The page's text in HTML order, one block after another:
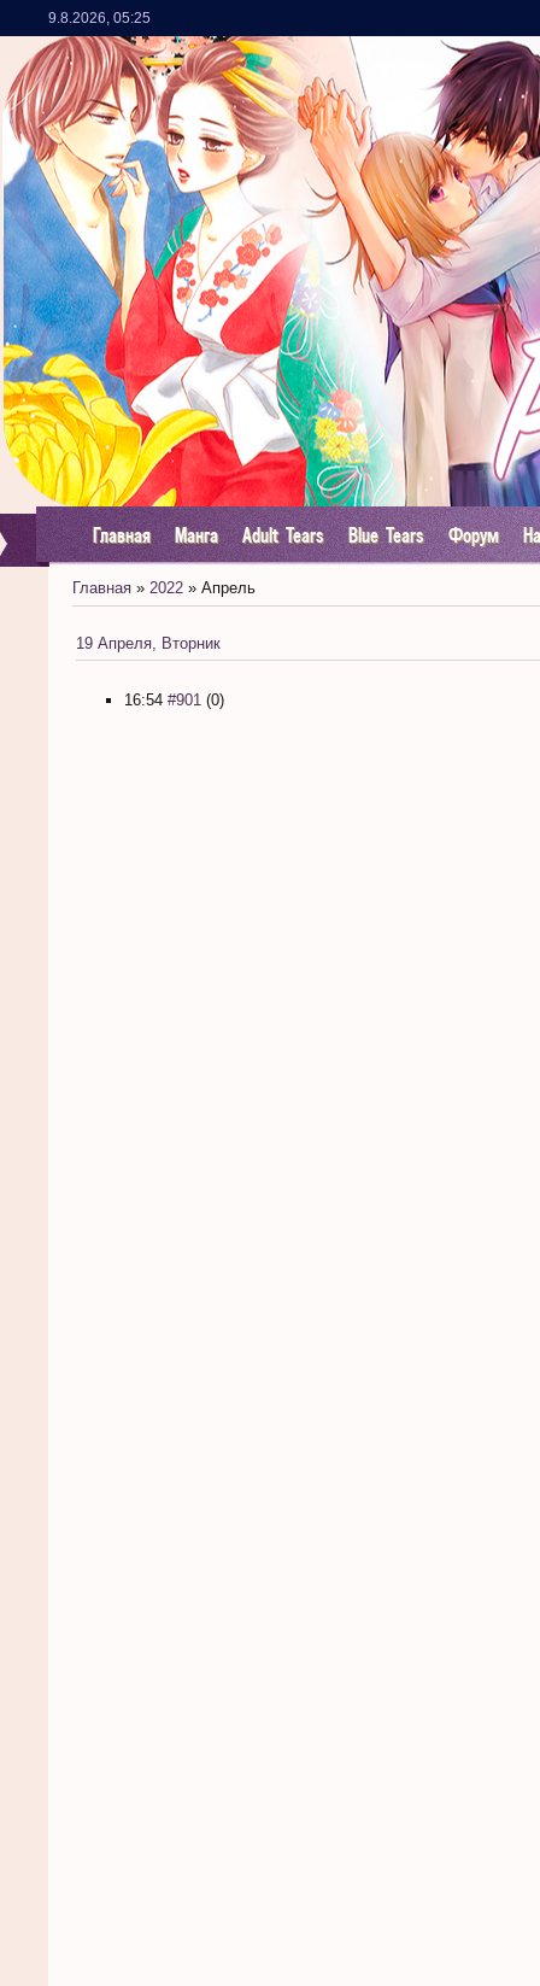
9.8.2026, 05:25
Главная Манга Adult Tears Blue Tears Форум
Главная » 2022 » Апрель
19 Апреля, Вторник
16:54 #901 (0)